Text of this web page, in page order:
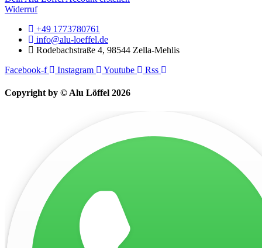
Widerruf
+49 1773780761
info@alu-loeffel.de
Rodebachstraße 4, 98544 Zella-Mehlis
Facebook-f
Instagram Youtube Rss
Copyright by © Alu Löffel 2026